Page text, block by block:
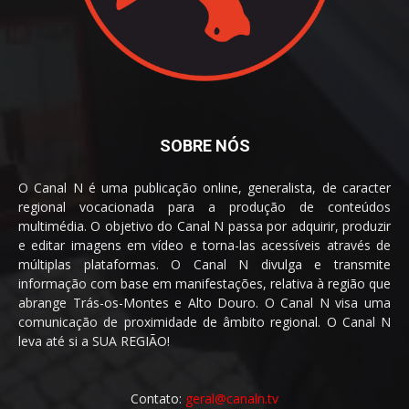
SOBRE NÓS
O Canal N é uma publicação online, generalista, de caracter
regional vocacionada para a produção de conteúdos
multimédia. O objetivo do Canal N passa por adquirir, produzir
e editar imagens em vídeo e torna-las acessíveis através de
múltiplas plataformas. O Canal N divulga e transmite
informação com base em manifestações, relativa à região que
abrange Trás-os-Montes e Alto Douro. O Canal N visa uma
comunicação de proximidade de âmbito regional. O Canal N
leva até si a SUA REGIÃO!
Contato: geral@canaln.tv